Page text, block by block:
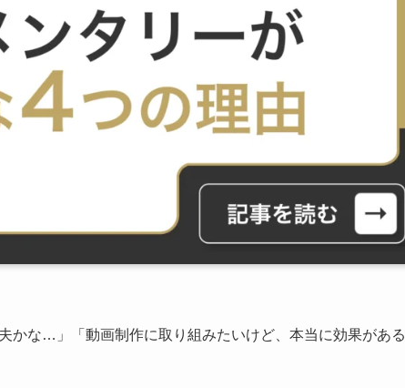
かな…」「動画制作に取り組みたいけど、本当に効果がある